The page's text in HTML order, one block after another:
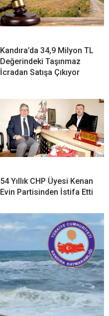
Kandıra’da 34,9 Milyon TL
Değerindeki Taşınmaz
İcradan Satışa Çıkıyor
54 Yıllık CHP Üyesi Kenan
Evin Partisinden İstifa Etti